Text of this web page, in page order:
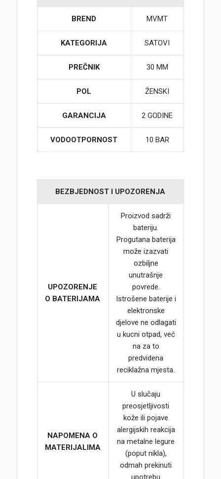
BREND MVMT
KATEGORIJA SATOVI
PREČNIK 30 MM
POL ŽENSKI
GARANCIJA 2 GODINE
VODOOTPORNOST 10 BAR
BEZBJEDNOST I UPOZORENJA
UPOZORENJE
O BATERIJAMA
Proizvod sadrži
bateriju.
Progutana baterija
može izazvati
ozbiljne
unutrašnje
povrede.
Istrošene baterije i
elektronske
djelove ne odlagati
u kucni otpad, već
na za to
predvidena
reciklažna mjesta.
NAPOMENA O
MATERIJALIMA
U slučaju
preosjetljivosti
kože ili pojave
alergijskih reakcija
na metalne legure
(poput nikla),
odmah prekinuti
upotrebu